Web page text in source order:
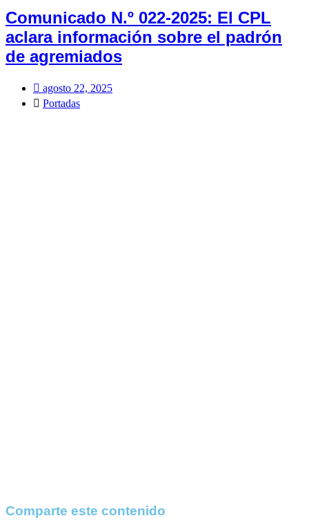
Comunicado N.º 022-2025: El CPL
aclara información sobre el padrón
de agremiados
agosto 22, 2025
Portadas
Comparte este contenido